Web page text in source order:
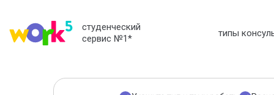
студенческий
сервис №1* типы